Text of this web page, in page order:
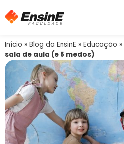
Início » Blog da EnsinE » Educação »
sala de aula (e 5 medos)